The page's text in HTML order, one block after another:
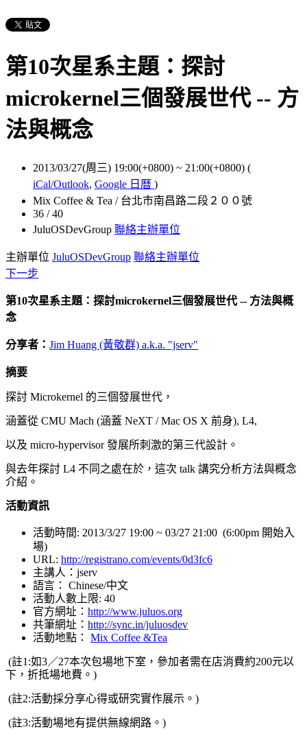
第10次星系主題：探討
microkernel三個發展世代 -- 方
法與概念
2013/03/27(周三) 19:00(+0800) ~ 21:00(+0800) (
iCal/Outlook, Google 日曆 )
Mix Coffee & Tea / 台北市南昌路二段２００號
36 / 40
JuluOSDevGroup 聯絡主辦單位
主辦單位 JuluOSDevGroup 聯絡主辦單位
下一步
第10次星系主題：探討microkernel三個發展世代 -- 方法與概
念
分享者： Jim Huang (黃敬群) a.k.a. "jserv"
摘要
探討 Microkernel 的三個發展世代，
涵蓋從 CMU Mach (涵蓋 NeXT / Mac OS X 前身), L4,
以及 micro-hypervisor 發展所刺激的第三代設計。
與去年探討 L4 不同之處在於，這次 talk 講究分析方法與概念
介紹。
活動資訊
活動時間: 2013/3/27 19:00 ~ 03/27 21:00 (6:00pm 開始入
場)
URL: http://registrano.com/events/0d3fc6
主講人：jserv
語言： Chinese/中文
活動人數上限: 40
官方網址： http://www.juluos.org
共筆網址： http://sync.in/juluosdev
活動地點： Mix Coffee &Tea
(註1:如3／27本次包場地下室，參加者需在店消費約200元以
下，折抵場地費。)
(註2:活動採分享心得或研究實作展示。)
(註3:活動場地有提供無線網路。)